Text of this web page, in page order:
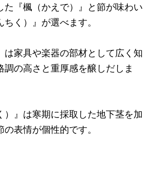
た『楓（かえで）』と節が味わい
く）』が選べます。
は家具や楽器の部材として広く知
調の高さと重厚感を醸しだしま
）』は寒期に採取した地下茎を加
表情が個性的です。